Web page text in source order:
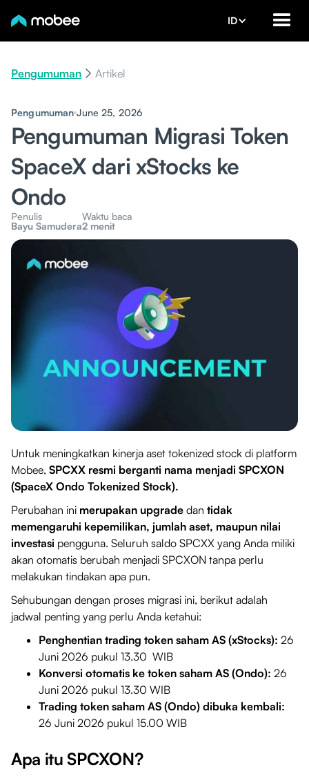
ID
Pengumuman Artikel
Pengumuman June 25, 2026
Pengumuman Migrasi Token
SpaceX dari xStocks ke
Ondo
Penulis
Bayu Samudera
Waktu baca
2 menit
Untuk meningkatkan kinerja aset tokenized stock di platform
Mobee, SPCXX resmi berganti nama menjadi SPCXON
(SpaceX Ondo Tokenized Stock).
Perubahan ini merupakan upgrade dan tidak
memengaruhi kepemilikan, jumlah aset, maupun nilai
investasi pengguna. Seluruh saldo SPCXX yang Anda miliki
akan otomatis berubah menjadi SPCXON tanpa perlu
melakukan tindakan apa pun.
Sehubungan dengan proses migrasi ini, berikut adalah
jadwal penting yang perlu Anda ketahui:
Penghentian trading token saham AS (xStocks): 26
Juni 2026 pukul 13.30 WIB
Konversi otomatis ke token saham AS (Ondo): 26
Juni 2026 pukul 13.30 WIB
Trading token saham AS (Ondo) dibuka kembali:
26 Juni 2026 pukul 15.00 WIB
Apa itu SPCXON?